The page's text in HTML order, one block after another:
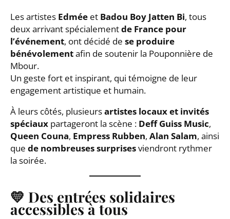
Les artistes Edmée et Badou Boy Jatten Bi, tous
deux arrivant spécialementde France pour
l’événement, ont décidé de se produire
bénévolementafin de soutenir la Pouponnière de
Mbour.
Un geste fort et inspirant, qui témoigne de leur
engagement artistique et humain.
À leurs côtés, plusieursartistes locaux et invités
spéciaux partageront la scène : Deff Guiss Music,
Queen Couna, Empress Rubben, Alan Salam, ainsi
que de nombreuses surprisesviendront rythmer
la soirée.
💛 Des entrées solidaires
accessibles à tous